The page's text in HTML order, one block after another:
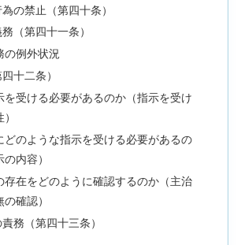
の禁止（第四十条）
（第四十一条）
の例外状況
十二条）
を受ける必要があるのか（指示を受け
どのような指示を受ける必要があるの
内容）
存在をどのように確認するのか（主治
確認）
務（第四十三条）